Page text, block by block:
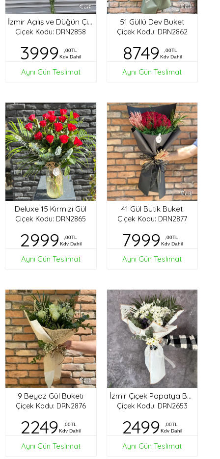
İzmir Açılış ve Düğün Çiçekleri
Çiçek Kodu: DRN2858
3999
,00TL
Kdv Dahil
Aynı Gün Teslimat
51 Güllü Dev Buket
Çiçek Kodu: DRN2862
8749
,00TL
Kdv Dahil
Aynı Gün Teslimat
Deluxe 15 Kırmızı Gül
Çiçek Kodu: DRN2865
2999
,00TL
Kdv Dahil
Aynı Gün Teslimat
41 Gül Butik Buket
Çiçek Kodu: DRN2877
7999
,00TL
Kdv Dahil
Aynı Gün Teslimat
9 Beyaz Gül Buketi
Çiçek Kodu: DRN2876
2249
,00TL
Kdv Dahil
Aynı Gün Teslimat
İzmir Çiçek Papatya Buketi
Çiçek Kodu: DRN2653
2499
,00TL
Kdv Dahil
Aynı Gün Teslimat